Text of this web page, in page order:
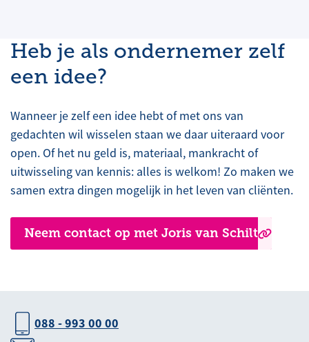
Heb je als ondernemer zelf
een idee?
Wanneer je zelf een idee hebt of met ons van
gedachten wil wisselen staan we daar uiteraard voor
open. Of het nu geld is, materiaal, mankracht of
uitwisseling van kennis: alles is welkom! Zo maken we
samen extra dingen mogelijk in het leven van cliënten.
Neem contact op met Joris van Schilt
088 - 993 00 00